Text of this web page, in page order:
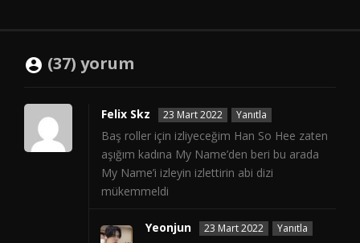
(37) yorum
Felix Skz 23 Mart 2022 Yanıtla
Baş roller için izliyeceğim Han So Hee zaten
aşığım kadına My Name’den beri bu arada
My Name’i izleyin izlettirin abi dizi
mükemmeldi
Yeonjun 23 Mart 2022 Yanıtla